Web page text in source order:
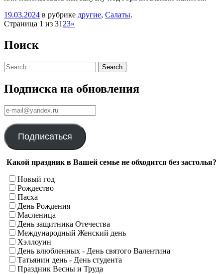
19.03.2024 в рубрике другие, Салаты.
Навигация
Страница 1 из 31 23»
Поиск
Search
Подписка на обновления
е-
mail@yandex.ru
Подписаться
Какой праздник в Вашей семье не обходится без застолья?
Новый год
Рождество
Пасха
День Рождения
Масленица
День защитника Отечества
Международный Женский день
Хэллоуин
День влюбленных - День святого Валентина
Татьянин день - День студента
Праздник Весны и Труда